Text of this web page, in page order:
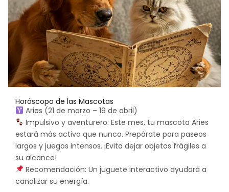
Horóscopo de las Mascotas
Aries (21 de marzo – 19 de abril)
Impulsivo y aventurero: Este mes, tu mascota Aries
estará más activa que nunca. Prepárate para paseos
largos y juegos intensos. ¡Evita dejar objetos frágiles a
su alcance!
Recomendación: Un juguete interactivo ayudará a
canalizar su energía.
¿Contraseña perdida?